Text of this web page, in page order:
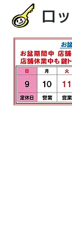
ロ